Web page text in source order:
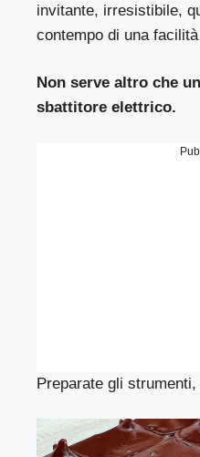
invitante, irresistibile,
contempo di una
Non serve altro che
sbattitore elettrico.
Preparate gli